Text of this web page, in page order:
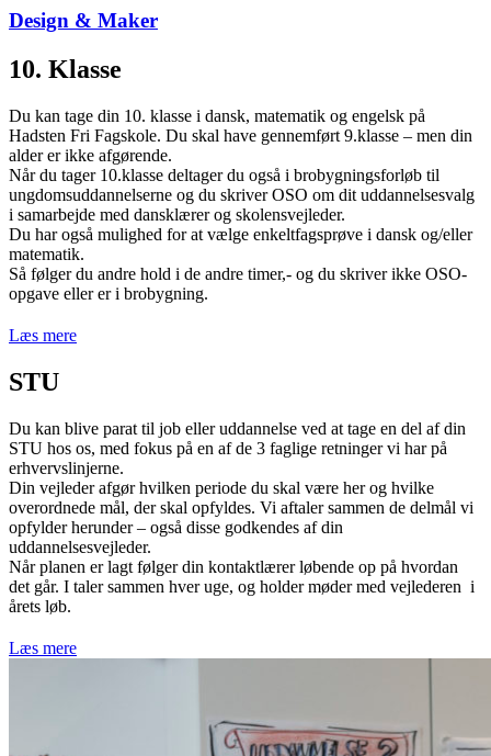
Design & Maker
10. Klasse
Du kan tage din 10. klasse i dansk, matematik og engelsk på
Hadsten Fri Fagskole. Du skal have gennemført 9.klasse – men din
alder er ikke afgørende.
Når du tager 10.klasse deltager du også i brobygningsforløb til
ungdomsuddannelserne og du skriver OSO om dit uddannelsesvalg
i samarbejde med dansklærer og skolensvejleder.
Du har også mulighed for at vælge enkeltfagsprøve i dansk og/eller
matematik.
Så følger du andre hold i de andre timer,- og du skriver ikke OSO-
opgave eller er i brobygning.
Læs mere
STU
Du kan blive parat til job eller uddannelse ved at tage en del af din
STU hos os, med fokus på en af de 3 faglige retninger vi har på
erhvervslinjerne.
Din vejleder afgør hvilken periode du skal være her og hvilke
overordnede mål, der skal opfyldes. Vi aftaler sammen de delmål vi
opfylder herunder – også disse godkendes af din
uddannelsesvejleder.
Når planen er lagt følger din kontaktlærer løbende op på hvordan
det går. I taler sammen hver uge, og holder møder med vejlederen i
årets løb.
Læs mere